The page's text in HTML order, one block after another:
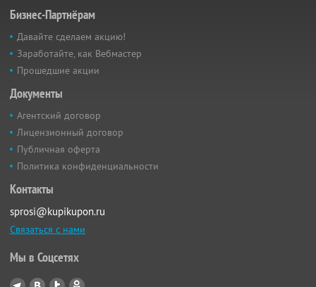
Бизнес-Партнёрам
Давайте сделаем акцию!
Заработайте, как Вебмастер
Прошедшие акции
Документы
Агентский договор
Лицензионный договор
Публичная оферта
Политика конфиденциальности
Контакты
sprosi@kupikupon.ru
Связаться с нами
Мы в Соцсетях